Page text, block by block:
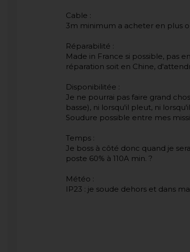
Cable :
3m minimum a acheter en plus
Réparabilité :
Made in France si possible, pas
réparation soit en Chine,
Disponibilitée :
Je ne pourrai pas faire grand
basse), ni lorsqu'il pleut, ni
Soudure possible entre mes
Temps :
Je boss à côté donc quand je
poste 60% à 110A min. ?
Météo :
IP23 : je soude dehors et dans